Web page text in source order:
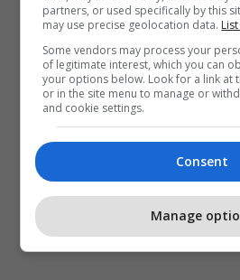
partners, or used specifically by this
may use precise geolocation data.
Some vendors may process your
of legitimate interest, which you can
your options below. Look for a link at
or in the site menu to manage or
and cookie settings.
Consent
Manage